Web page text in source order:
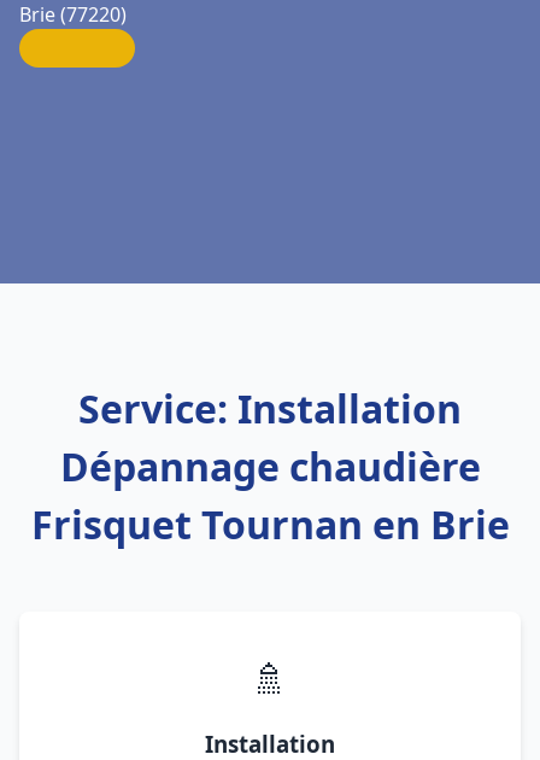
Brie (77220)
Service: Installation
Dépannage chaudière
Frisquet Tournan en Brie
🚿
Installation